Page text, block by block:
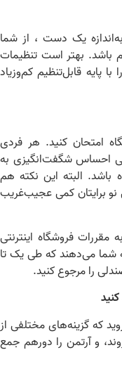
یک دست ، از شما
بهتر است تنظیمات
پایه قابل‌تنظیم کم‌وزیاد
امتحان کنید. هر فردی
احساس شگفت‌انگیزی به
باشد. البته این نکته هم
برایتان کمی عجیب‌غریب
فروشگاه اینترنتی
شما می‌دهند که طی یک تا
را مرجوع کنید.
که گزینه‌های مختلفی از
و آرتمن را دورهم جمع